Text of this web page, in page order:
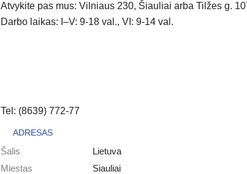
Atvykite pas mus: Vilniaus 230, Šiauliai arba Tilžes g.
Darbo laikas: I–V: 9-18 val., VI: 9-14 val.
Tel: (8639) 772-77
ADRESAS
Šalis
Lietuva
Miestas
Siauliai